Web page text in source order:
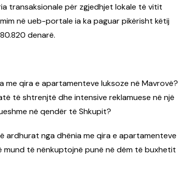
transaksionale për zgjedhjet lokale të vitit
në ueb-portale ia ka paguar pikërisht këtij
denarë.
me qira e apartamenteve luksoze në Mavrovë?
të shtrenjtë dhe intensive reklamuese në një
në qendër të Shkupit?
ardhurat nga dhënia me qira e apartamenteve
të nënkuptojnë punë në dëm të buxhetit